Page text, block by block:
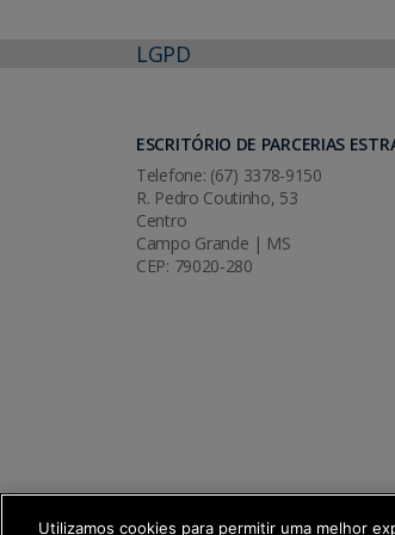
LGPD
ESCRITÓRIO DE PARCERIAS
Telefone: (67) 3378-9150
R. Pedro Coutinho, 53
Centro
Campo Grande | MS
CEP: 79020-280
Utilizamos cookies para permitir uma melhor